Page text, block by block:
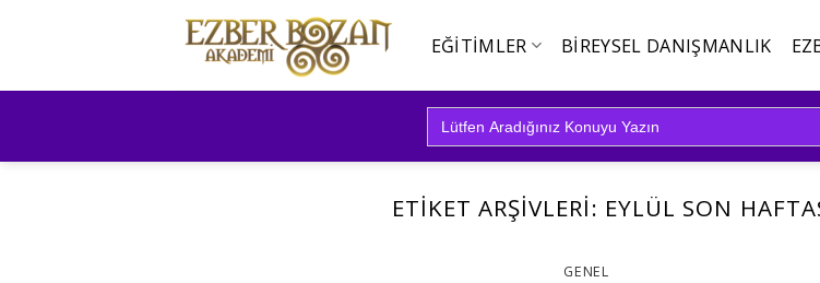
EĞITIMLER BIREYSEL DANIŞMANLIK
Search
for:
ETIKET ARŞIVLERI: EYLÜL SON
GENEL